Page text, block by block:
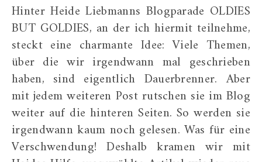
Hinter Heide Liebmanns Blogparade OLDIES
BUT GOLDIES, an der ich hiermit teilnehme,
steckt eine charmante Idee: Viele Themen,
über die wir irgendwann mal geschrieben
haben, sind eigentlich Dauerbrenner. Aber
mit jedem weiteren Post rutschen sie im Blog
weiter auf die hinteren Seiten. So werden sie
irgendwann kaum noch gelesen. Was für eine
Verschwendung! Deshalb kramen wir mit